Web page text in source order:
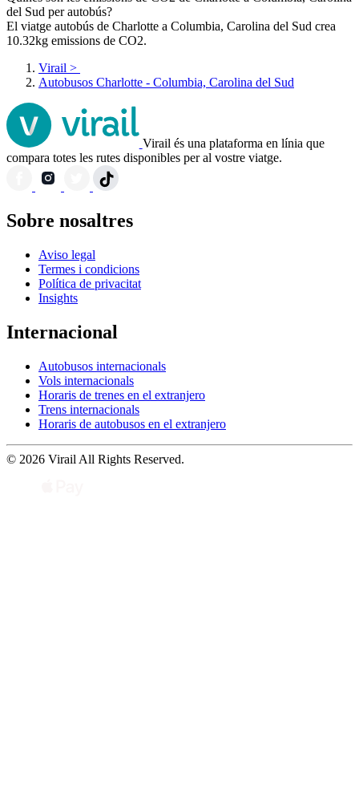
del Sud per autobús?
El viatge autobús de Charlotte a Columbia, Carolina del Sud crea
10.32kg emissions de CO2.
Virail >
Autobusos Charlotte - Columbia, Carolina del Sud
Virail és una plataforma en línia que
compara totes les rutes disponibles per al vostre viatge.
Sobre nosaltres
Aviso legal
Termes i condicions
Política de privacitat
Insights
Internacional
Autobusos internacionals
Vols internacionals
Horaris de trenes en el extranjero
Trens internacionals
Horaris de autobusos en el extranjero
© 2026 Virail All Rights Reserved.